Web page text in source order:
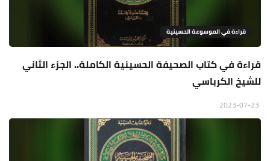
قراءة في الموسوعة الحسينية
قراءة في كتاب الصحيفة الحسينية الكاملة.. الجزء الثاني
للشيخ الكرباسي